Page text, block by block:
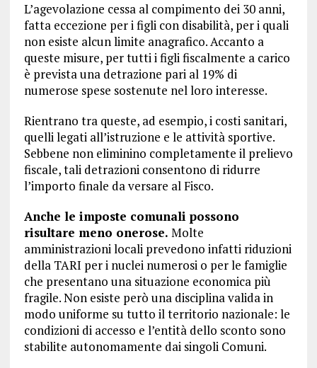
L’agevolazione cessa al compimento dei 30 anni,
fatta eccezione per i figli con disabilità, per i quali
non esiste alcun limite anagrafico. Accanto a
queste misure, per tutti i figli fiscalmente a carico
è prevista una detrazione pari al 19% di
numerose spese sostenute nel loro interesse.
Rientrano tra queste, ad esempio, i costi sanitari,
quelli legati all’istruzione e le attività sportive.
Sebbene non eliminino completamente il prelievo
fiscale, tali detrazioni consentono di ridurre
l’importo finale da versare al Fisco.
Anche le imposte comunali possono
risultare meno onerose. Molte
amministrazioni locali prevedono infatti riduzioni
della TARI per i nuclei numerosi o per le famiglie
che presentano una situazione economica più
fragile. Non esiste però una disciplina valida in
modo uniforme su tutto il territorio nazionale: le
condizioni di accesso e l’entità dello sconto sono
stabilite autonomamente dai singoli Comuni.